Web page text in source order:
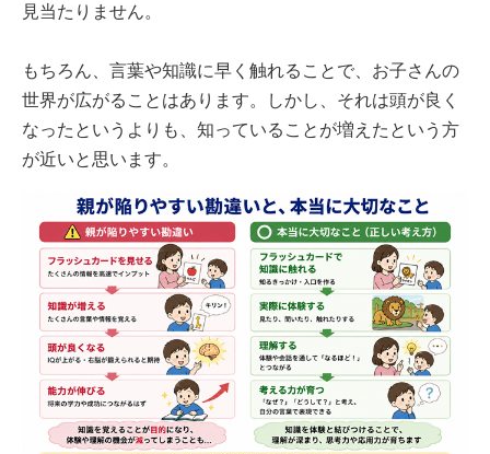
見当たりません。
もちろん、言葉や知識に早く触れることで、お子さんの
世界が広がることはあります。しかし、それは頭が良く
なったというよりも、知っていることが増えたという方
が近いと思います。